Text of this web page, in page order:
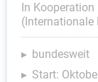
In
(Internationale
bundesweit
Start: